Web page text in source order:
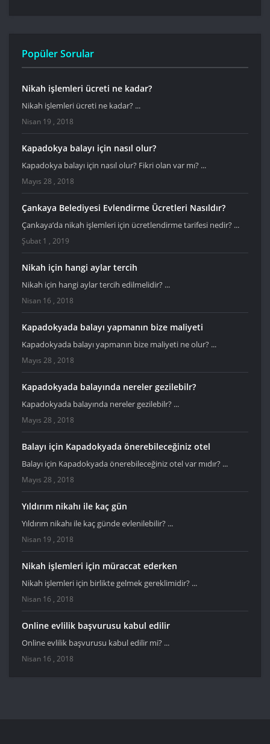
Popüler Sorular
Nikah işlemleri ücreti ne kadar?
Nikah işlemleri ücreti ne kadar? ...
Nisan 19 , 2018
Kapadokya balayı için nasıl olur?
Kapadokya balayı için nasıl olur? Fikri olan var mı? ...
Mayıs 28 , 2018
Çankaya Belediyesi Evlendirme Ücretleri Nasıldır?
Çankaya’da nikah işlemleri için ücretlendirme tarifesi nedir? ...
Şubat 1 , 2019
Nikah için hangi aylar tercih
Nikah için hangi aylar tercih edilmelidir? ...
Nisan 16 , 2018
Kapadokyada balayı yapmanın bize maliyeti
Kapadokyada balayı yapmanın bize maliyeti ne olur? ...
Mayıs 28 , 2018
Kapadokyada balayında nereler gezilebilr?
Kapadokyada balayında nereler gezilebilr? ...
Mayıs 28 , 2018
Balayı için Kapadokyada önerebileceğiniz otel
Balayı için Kapadokyada önerebileceğiniz otel var mıdır? ...
Mayıs 28 , 2018
Yıldırım nikahı ile kaç gün
Yıldırım nikahı ile kaç günde evlenilebilir? ...
Nisan 19 , 2018
Nikah işlemleri için müraccat ederken
Nikah işlemleri için birlikte gelmek gereklimidir? ...
Nisan 16 , 2018
Online evlilik başvurusu kabul edilir
Online evlilik başvurusu kabul edilir mi? ...
Nisan 16 , 2018